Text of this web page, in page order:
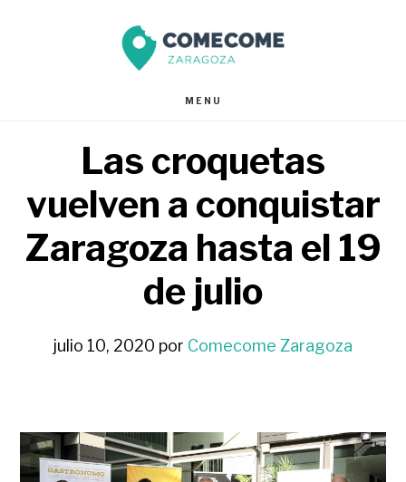
MENU
Las croquetas
vuelven a conquistar
Zaragoza hasta el 19
de julio
julio 10, 2020 por Comecome Zaragoza